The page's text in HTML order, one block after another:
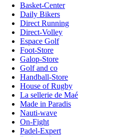
Basket-Center
Daily Bikers
Direct Running
Direct-Volley
Espace Golf
Foot-Store
Galop-Store
Golf and co
Handball-Store
House of Rugby
La sellerie de Maé
Made in Paradis
Nauti-wave
On-Fight
Padel-Expert